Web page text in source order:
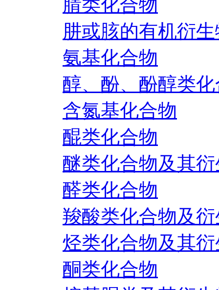
腈类化合物
肼或胲的有机衍
氨基化合物
醇、酚、酚醇类
含氮基化合物
醌类化合物
醚类化合物及其
醛类化合物
羧酸类化合物及
烃类化合物及其
酮类化合物